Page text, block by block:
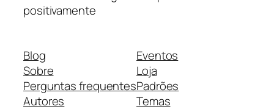
positivamente
Blog
Sobre
Perguntas frequentes
Autores
Eventos
Loja
Padrões
Temas